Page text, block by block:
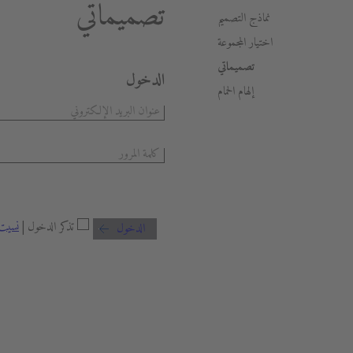
نماذج التصميم
اختيار المجموعة
تصميماتي
إلهام الحمام
تصميماتي
الدخول
تذكر الدخول | الدخول